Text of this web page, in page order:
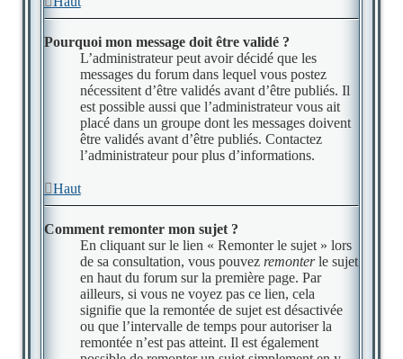
Pourquoi mon message doit être validé ?
L’administrateur peut avoir décidé que les
messages du forum dans lequel vous postez
nécessitent d’être validés avant d’être publiés. Il
est possible aussi que l’administrateur vous ait
placé dans un groupe dont les messages doivent
être validés avant d’être publiés. Contactez
l’administrateur pour plus d’informations.
Haut
Comment remonter mon sujet ?
En cliquant sur le lien « Remonter le sujet » lors
de sa consultation, vous pouvez remonterle sujet
en haut du forum sur la première page. Par
ailleurs, si vous ne voyez pas ce lien, cela
signifie que la remontée de sujet est désactivée
ou que l’intervalle de temps pour autoriser la
remontée n’est pas atteint. Il est également